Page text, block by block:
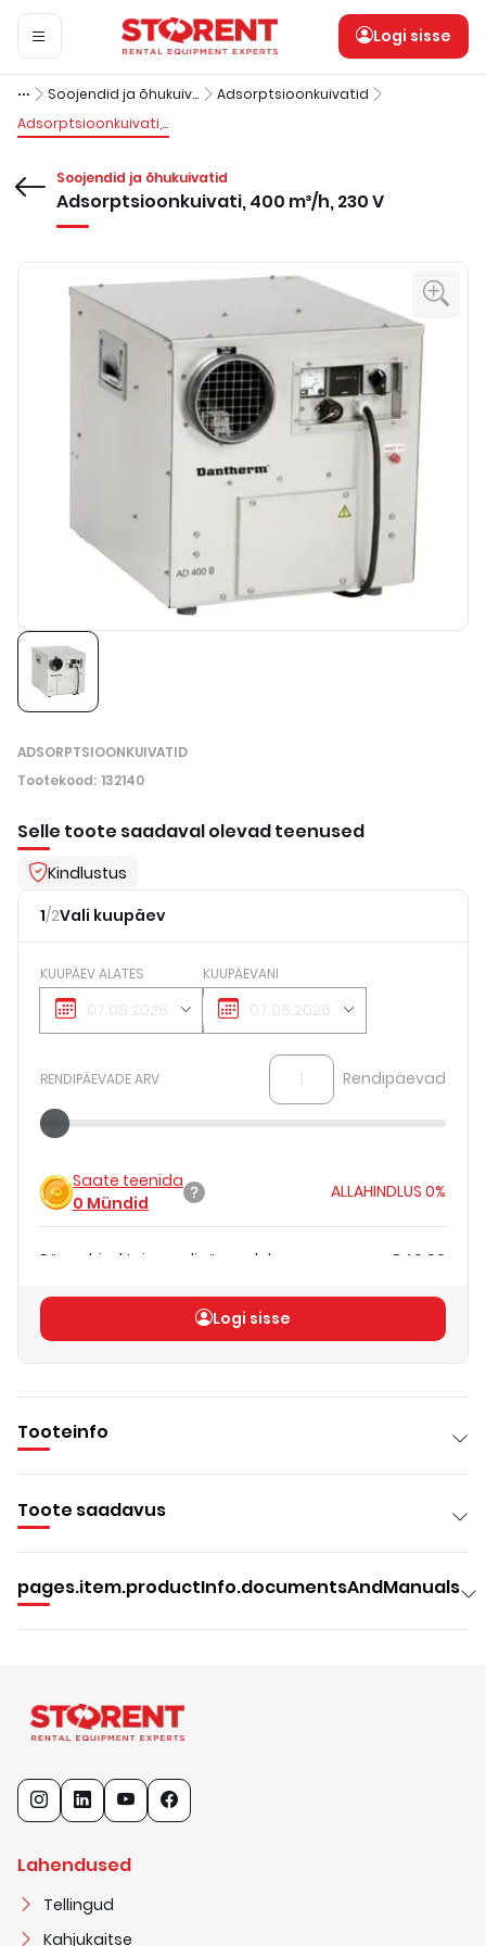
Logi sisse
Soojendid ja õhukuivatid
Adsorptsioonkuivatid
Adsorptsioonkuivati, 400 m³/h, 230 V
Soojendid ja õhukuivatid
Adsorptsioonkuivati, 400 m³/h, 230 V
ADSORPTSIOONKUIVATID
Tootekood: 132140
Selle toote saadaval olevad teenused
Kindlustus
1/2Vali kuupäev
KUUPÄEV ALATES KUUPÄEVANI
RENDIPÄEVADE ARV Rendipäevad
Saate teenida
0 Mündid
ALLAHINDLUS 0%
Päevahind teie rendipäevadele €40.00
ilma KM-ta)Logi sisse
Tooteinfo
Toote saadavus
pages.item.productInfo.documentsAndManuals
Lahendused
Tellingud
Kahjukaitse